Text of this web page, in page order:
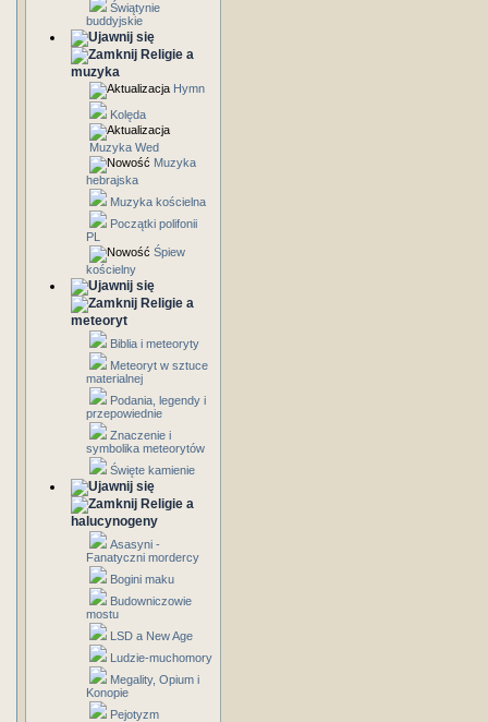
Świątynie
buddyjskie
Religie a
muzyka
Hymn
Kolęda
Muzyka Wed
Muzyka
hebrajska
Muzyka kościelna
Początki polifonii
PL
Śpiew
kościelny
Religie a
meteoryt
Biblia i meteoryty
Meteoryt w sztuce
materialnej
Podania, legendy i
przepowiednie
Znaczenie i
symbolika meteorytów
Święte kamienie
Religie a
halucynogeny
Asasyni -
Fanatyczni mordercy
Bogini maku
Budowniczowie
mostu
LSD a New Age
Ludzie-muchomory
Megality, Opium i
Konopie
Pejotyzm